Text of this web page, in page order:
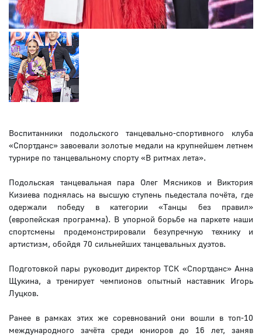
Воспитанники подольского танцевально-спортивного клуба
«Спортданс» завоевали золотые медали на крупнейшем летнем
турнире по танцевальному спорту «В ритмах лета».
Подольская танцевальная пара Олег Мясников и Виктория
Кизиева поднялась на высшую ступень пьедестала почёта, где
одержали победу в категории «Танцы без правил»
(европейская программа). В упорной борьбе на паркете наши
спортсмены продемонстрировали безупречную технику и
артистизм, обойдя 70 сильнейших танцевальных дуэтов.
Подготовкой пары руководит директор ТСК «Спортданс» Анна
Щукина, а тренирует чемпионов опытный наставник Игорь
Луцков.
Ранее в рамках этих же соревнований они вошли в топ-10
международного зачёта среди юниоров до 16 лет, заняв